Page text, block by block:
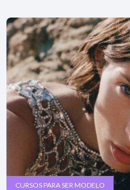
CURSOS PARA SER MODELO